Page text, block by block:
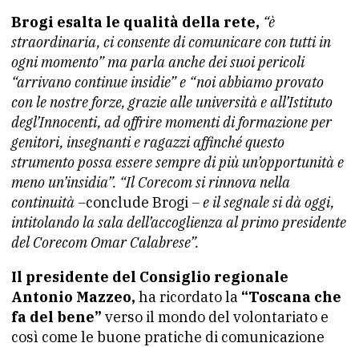
Brogi esalta le qualità della rete, “è
straordinaria, ci consente di comunicare con tutti in
ogni momento” ma parla anche dei suoi pericoli
“arrivano continue insidie” e “noi abbiamo provato
con le nostre forze, grazie alle università e all’Istituto
degl’Innocenti, ad offrire momenti di formazione per
genitori, insegnanti e ragazzi affinché questo
strumento possa essere sempre di più un’opportunità e
meno un’insidia”. “Il Corecom si rinnova nella
continuità –conclude Brogi– e il segnale si dà oggi,
intitolando la sala dell’accoglienza al primo presidente
del Corecom Omar Calabrese”.
Il presidente del Consiglio regionale
Antonio Mazzeo, ha ricordato la “Toscana che
fa del bene” verso il mondo del volontariato e
così come le buone pratiche di comunicazione